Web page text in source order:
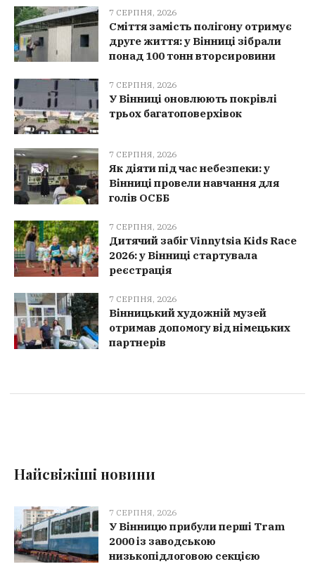
7 СЕРПНЯ, 2026
Сміття замість полігону отримує
друге життя: у Вінниці зібрали
понад 100 тонн вторсировини
7 СЕРПНЯ, 2026
У Вінниці оновлюють покрівлі
трьох багатоповерхівок
7 СЕРПНЯ, 2026
Як діяти під час небезпеки: у
Вінниці провели навчання для
голів ОСББ
7 СЕРПНЯ, 2026
Дитячий забіг Vinnytsia Kids Race
2026: у Вінниці стартувала
реєстрація
7 СЕРПНЯ, 2026
Вінницький художній музей
отримав допомогу від німецьких
партнерів
Найсвіжіші новини
7 СЕРПНЯ, 2026
У Вінницю прибули перші Tram
2000 із заводською
низькопідлоговою секцією